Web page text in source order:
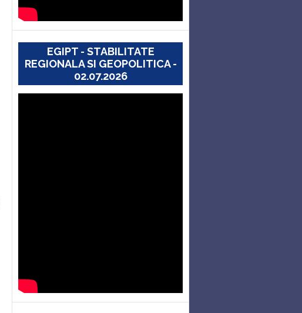
EGIPT - STABILITATE
REGIONALA SI GEOPOLITICA -
02.07.2026